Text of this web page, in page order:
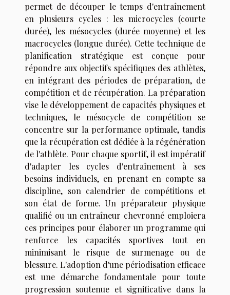
permet de découper le temps d'entraînement
en plusieurs cycles : les microcycles (courte
durée), les mésocycles (durée moyenne) et les
macrocycles (longue durée). Cette technique de
planification stratégique est conçue pour
répondre aux objectifs spécifiques des athlètes,
en intégrant des périodes de préparation, de
compétition et de récupération. La préparation
vise le développement de capacités physiques et
techniques, le mésocycle de compétition se
concentre sur la performance optimale, tandis
que la récupération est dédiée à la régénération
de l'athlète. Pour chaque sportif, il est impératif
d'adapter les cycles d'entraînement à ses
besoins individuels, en prenant en compte sa
discipline, son calendrier de compétitions et
son état de forme. Un préparateur physique
qualifié ou un entraîneur chevronné emploiera
ces principes pour élaborer un programme qui
renforce les capacités sportives tout en
minimisant le risque de surmenage ou de
blessure. L'adoption d'une périodisation efficace
est une démarche fondamentale pour toute
progression soutenue et significative dans la